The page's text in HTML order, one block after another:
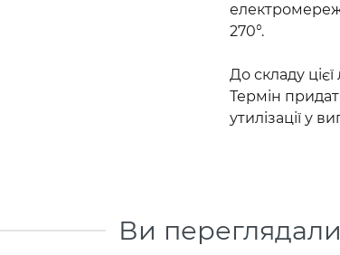
270°.
До складу
Термін
утилізації у
Ви переглядали